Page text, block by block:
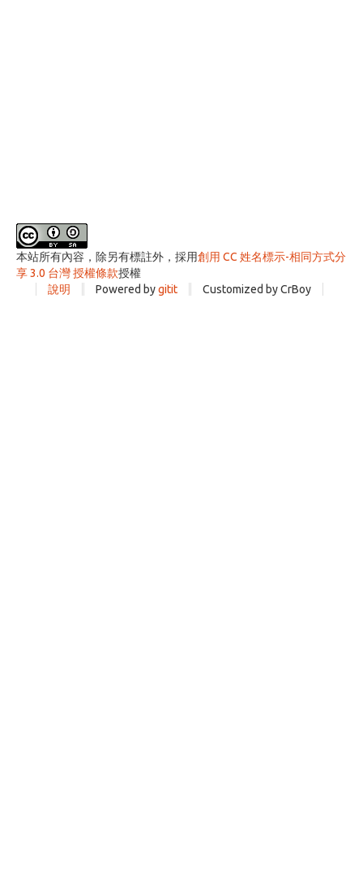
本站所有內容，除另有標註外，採用創用 CC 姓名標示-相同方式分
享 3.0 台灣 授權條款授權
說明
Powered bygitit Customized by CrBoy